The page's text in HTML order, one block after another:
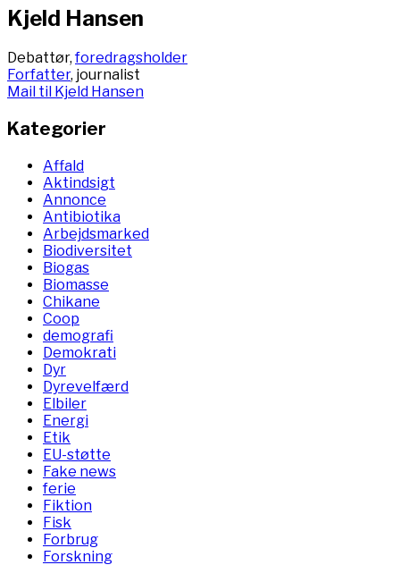
Kjeld Hansen
Debattør,foredragsholder
Forfatter, journalist
Mail til Kjeld Hansen
Kategorier
Affald
Aktindsigt
Annonce
Antibiotika
Arbejdsmarked
Biodiversitet
Biogas
Biomasse
Chikane
Coop
demografi
Demokrati
Dyr
Dyrevelfærd
Elbiler
Energi
Etik
EU-støtte
Fake news
ferie
Fiktion
Fisk
Forbrug
Forskning